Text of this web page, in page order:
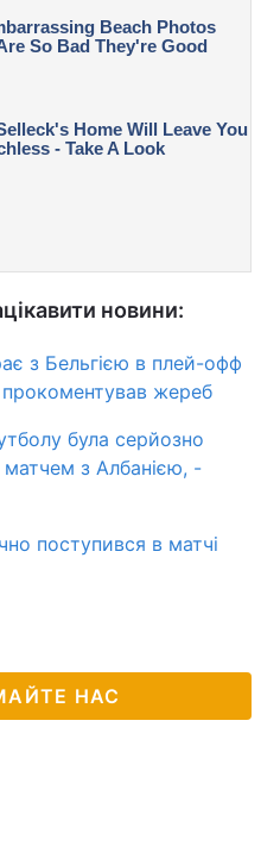
новини:
з Бельгією в плей-офф
прокоментував жереб
була серйозно
з Албанією, -
поступився в матчі
НАС